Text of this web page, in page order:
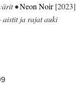
•Neon Noir[2023]
aistit ja rajat auki